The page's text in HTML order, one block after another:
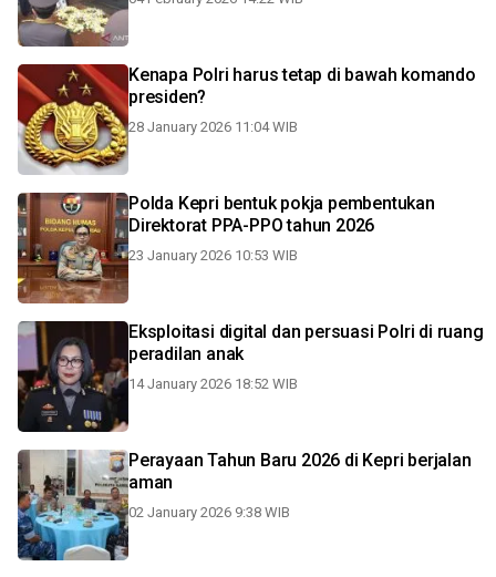
Kenapa Polri harus tetap di bawah komando
presiden?
28 January 2026 11:04 WIB
Polda Kepri bentuk pokja pembentukan
Direktorat PPA-PPO tahun 2026
23 January 2026 10:53 WIB
Eksploitasi digital dan persuasi Polri di ruang
peradilan anak
14 January 2026 18:52 WIB
Perayaan Tahun Baru 2026 di Kepri berjalan
aman
02 January 2026 9:38 WIB